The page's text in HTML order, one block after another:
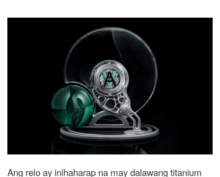
Ang relo ay inihaharap na may dalawang titanium